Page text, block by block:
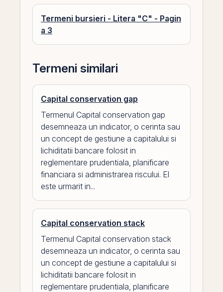
Termeni bursieri - Litera "C" - Pagin
a 3
Termeni similari
Capital conservation gap
Termenul Capital conservation gap
desemneaza un indicator, o cerinta sau
un concept de gestiune a capitalului si
lichiditatii bancare folosit in
reglementare prudentiala, planificare
financiara si administrarea riscului. El
este urmarit in...
Capital conservation stack
Termenul Capital conservation stack
desemneaza un indicator, o cerinta sau
un concept de gestiune a capitalului si
lichiditatii bancare folosit in
reglementare prudentiala, planificare